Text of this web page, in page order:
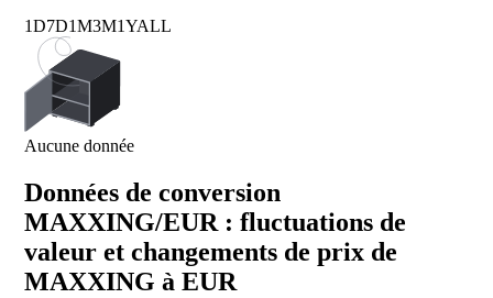
1D7D1M3M1YALL
Aucune donnée
Données de conversion
MAXXING/EUR : fluctuations de
valeur et changements de prix de
MAXXING à EUR